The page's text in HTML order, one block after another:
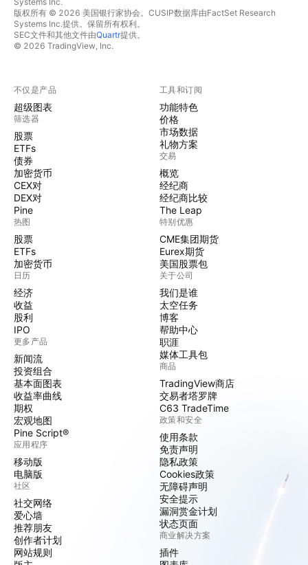
版权所有 © 2026 美国银行家协会。CUSIP数据库由FactSet Research
Systems Inc.提供。保留所有权利。
SEC文件和其他文件由Quartr提供。
© 2026 TradingView, Inc.
不仅是产品
超级图表
筛选器
股票
ETFs
债券
加密货币
CEX对
DEX对
Pine
热图
股票
ETFs
加密货币
日历
经济
收益
股利
IPO
更多产品
新闻流
投资组合
基本面图表
收益率曲线
期权
宏观地图
Pine Script®
应用程序
移动版
电脑版
社区
社交网络
爱心墙
推荐朋友
创作者计划
网站规则
工具和订阅
功能特色
价格
市场数据
礼物方案
交易
概览
经纪商
经纪商比较
The Leap
特别优惠
CME集团期货
Eurex期货
美国股票包
关于公司
我们是谁
太空任务
博客
帮助中心
职涯
媒体工具包
商品
TradingView商店
交易者塔罗牌
C63 TradeTime
政策和安全
使用条款
免责声明
隐私政策
Cookies政策
无障碍声明
安全提示
漏洞赏金计划
状态页面
商业解决方案
插件